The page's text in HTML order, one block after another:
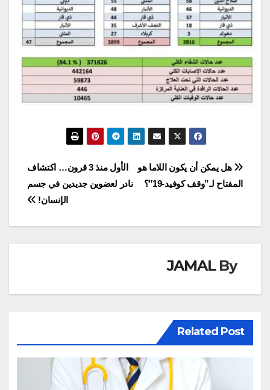
تصفّح
المقالات
الأول منذ 3 قرون… اكتشاف
نادر لعضوين جديدين في جسم
الإنسان!
هل يمكن أن يكون اللاما هو
المفتاح لـ”وقف كوفيد-19″؟
By
JAMAL
Related Post